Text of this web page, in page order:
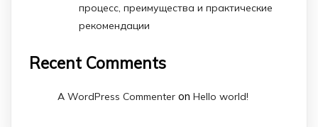
процесс, преимущества и практические
рекомендации
Recent Comments
A WordPress Commenter on Hello world!